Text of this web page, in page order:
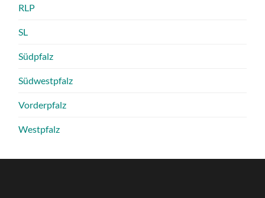
RLP
SL
Südpfalz
Südwestpfalz
Vorderpfalz
Westpfalz